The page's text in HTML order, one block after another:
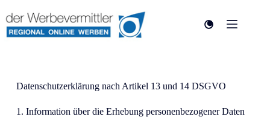
Datenschutzerklärung nach Artikel 13 und 14 DSGVO
1. Information über die Erhebung personenbezogener Daten